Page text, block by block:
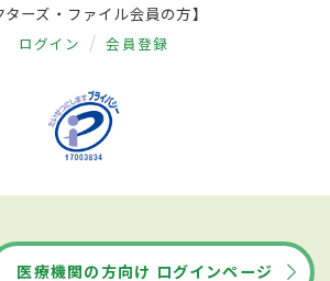
ターズ・ファイル会員の方】
ログイン 会員登録
医療機関の方向け ログインページ